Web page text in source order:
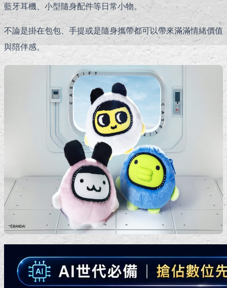
藍牙耳機、小型隨身配件等日常小物。
不論是掛在包包、手提或是隨身攜帶都可以帶來滿滿情緒價值
與陪伴感。